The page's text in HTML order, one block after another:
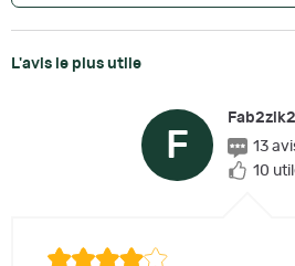
L'avis le plus utile
F
13
10